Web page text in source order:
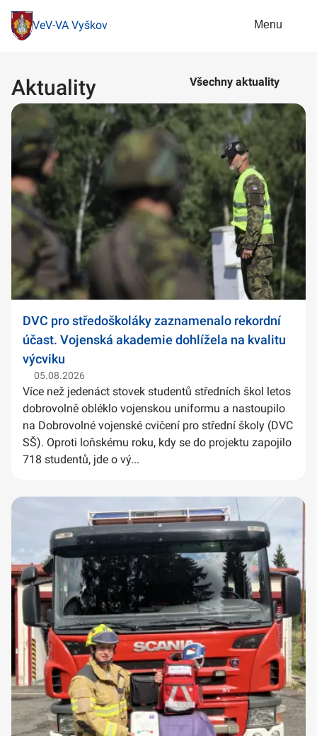
VeV-VA Vyškov Menu
Aktuality Všechny aktuality
DVC pro středoškoláky zaznamenalo rekordní
účast. Vojenská akademie dohlížela na kvalitu
výcviku
05.08.2026
Více než jedenáct stovek studentů středních škol letos
dobrovolně obléklo vojenskou uniformu a nastoupilo
na Dobrovolné vojenské cvičení pro střední školy (DVC
SŠ). Oproti loňskému roku, kdy se do projektu zapojilo
718 studentů, jde o vý...